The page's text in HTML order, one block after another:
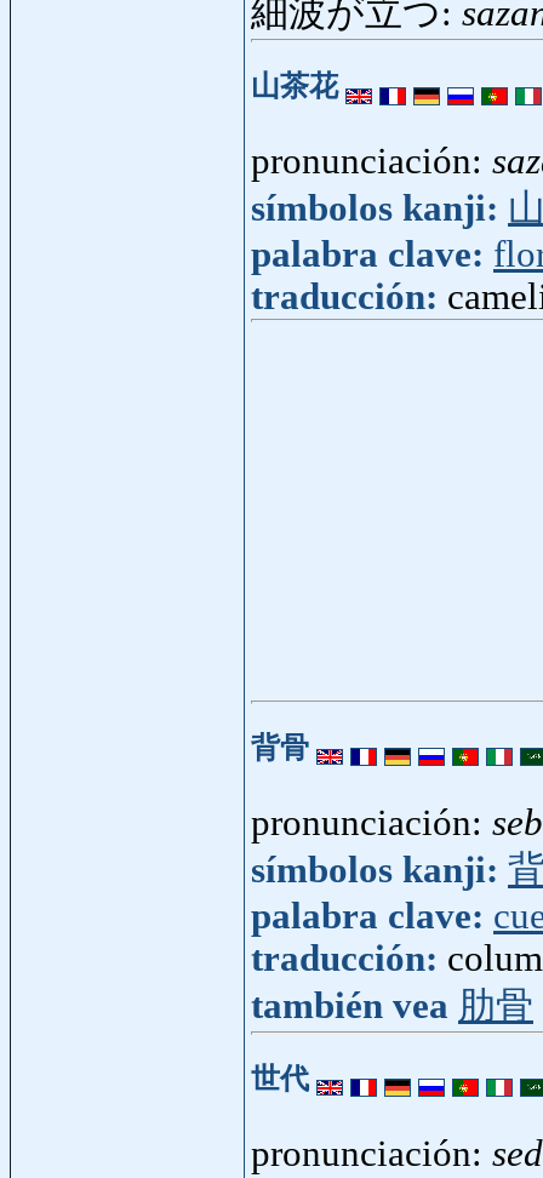
細波が立つ:
山茶花
pronunciación:
símbolos kanji:
palabra clave:
traducción:
背骨
pronunciación:
símbolos kanji:
palabra clave:
traducción:
también vea 肋骨
世代
pronunciación: